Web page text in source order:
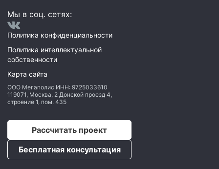
Мы в соц. сетях:
Политика конфиденциальности
Политика интеллектуальной
собственности
Карта сайта
ООО Мегаполис ИНН: 9725033610
119071, Москва, 2 Донской проезд 4,
строение 1, пом. 435
Рассчитать проект
Бесплатная консультация